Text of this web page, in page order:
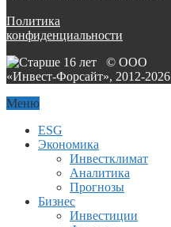
Политика
конфиденциальности
© ООО
«Инвест-Форсайт», 2012-2026
Меню
ESG
Экономика
Инвестклимат
Аналитика
Прогнозы
Бизнес
Инвестиции